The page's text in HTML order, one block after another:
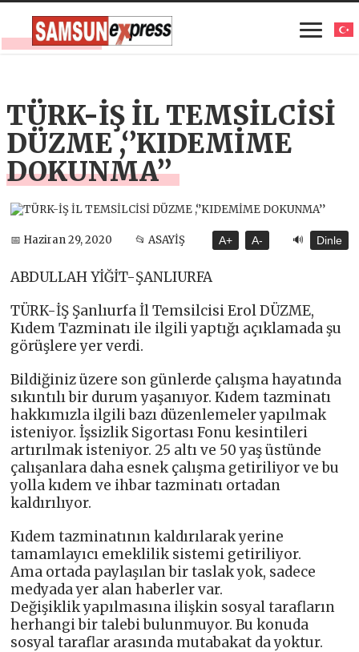
TÜRK-İŞ İL TEMSİLCİSİ
DÜZME ,‘’KIDEMİME
DOKUNMA’’
📅 Haziran 29, 2020 📂 ASAYİŞ A+ A- 🔊 Dinle
ABDULLAH YİĞİT-ŞANLIURFA
TÜRK-İŞ Şanlıurfa İl Temsilcisi Erol DÜZME,
Kıdem Tazminatı ile ilgili yaptığı açıklamada şu
görüşlere yer verdi.
Bildiğiniz üzere son günlerde çalışma hayatında
sıkıntılı bir durum yaşanıyor. Kıdem tazminatı
hakkımızla ilgili bazı düzenlemeler yapılmak
isteniyor. İşsizlik Sigortası Fonu kesintileri
artırılmak isteniyor. 25 altı ve 50 yaş üstünde
çalışanlara daha esnek çalışma getiriliyor ve bu
yolla kıdem ve ihbar tazminatı ortadan
kaldırılıyor.
Kıdem tazminatının kaldırılarak yerine
tamamlayıcı emeklilik sistemi getiriliyor.
Ama ortada paylaşılan bir taslak yok, sadece
medyada yer alan haberler var.
Değişiklik yapılmasına ilişkin sosyal tarafların
herhangi bir talebi bulunmuyor. Bu konuda
sosyal taraflar arasında mutabakat da yoktur.